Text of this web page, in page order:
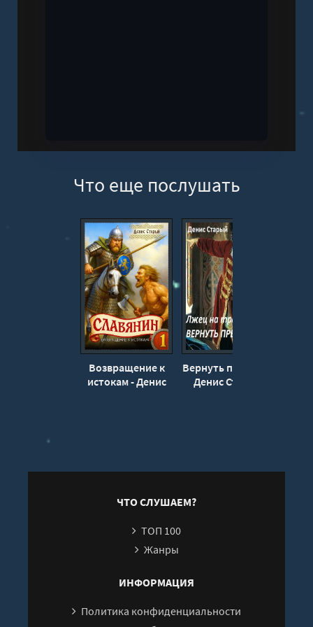
Что еще послушать
Возвращение к
истокам - Денис
Вернуть престол -
Денис Старый
ЧТО СЛУШАЕМ?
ТОП 100
Жанры
ИНФОРМАЦИЯ
Политика конфиденциальности